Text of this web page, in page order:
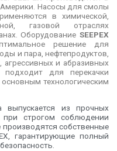
Насосы для смолы
в химической,
газовой отраслях
Оборудование SEEPEX
решение для
и пара, нефтепродуктов,
агрессивных и абразивных
подходит для перекачки
технологическим
выпускается из прочных
при строгом соблюдении
производятся собственные
гарантирующие полный